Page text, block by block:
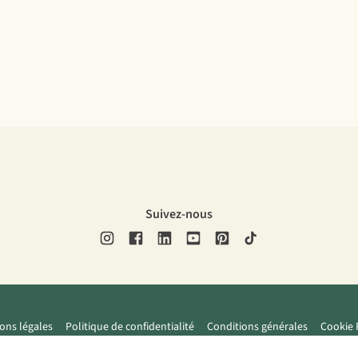
Suivez-nous
légales Politique de confidentialité Conditions générales Cookie